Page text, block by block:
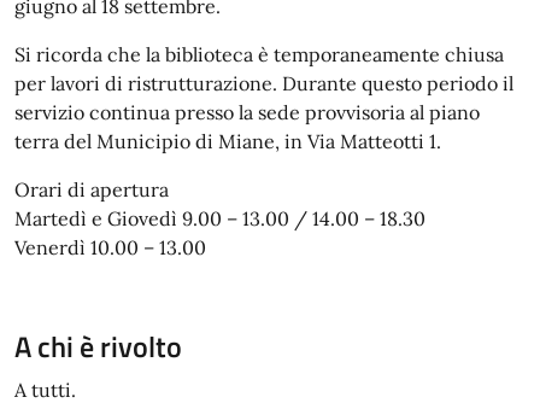
giugno al 18 settembre.
Si ricorda che la biblioteca è temporaneamente chiusa
per lavori di ristrutturazione. Durante questo periodo il
servizio continua presso la sede provvisoria al piano
terra del Municipio di Miane, in Via Matteotti 1.
Orari di apertura
Martedì e Giovedì 9.00 – 13.00 / 14.00 – 18.30
Venerdì 10.00 – 13.00
A chi è rivolto
A tutti.